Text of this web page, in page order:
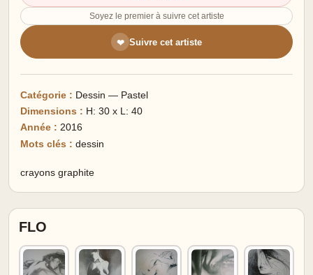
Soyez le premier à suivre cet artiste
❤ Suivre cet artiste
Catégorie : Dessin — Pastel
Dimensions : H: 30 x L: 40
Année : 2016
Mots clés : dessin
crayons graphite
FLO